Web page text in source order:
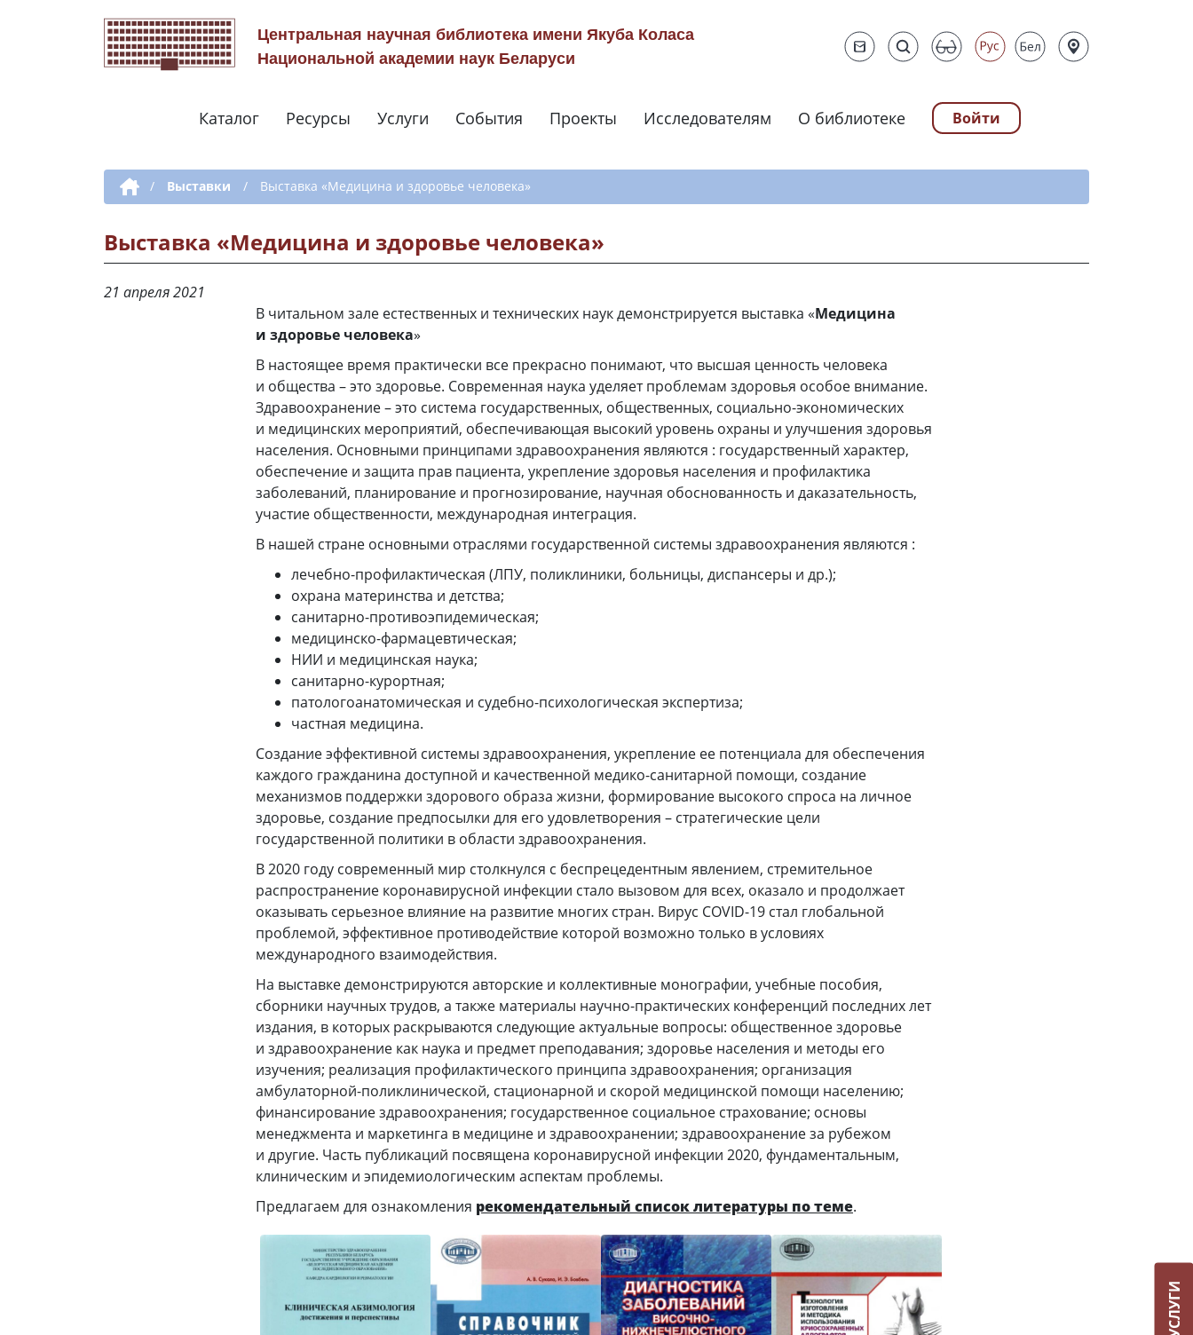
Центральная научная библиотека имени Якуба Коласа
Национальной академии наук Беларуси
Навигация по сайту
Каталог Ресурсы Услуги События Проекты Исследователям О библиотеке Войти
Дополнительная навигация
/ Выставки / Выставка «Медицина и здоровье человека»
Выставка «Медицина и здоровье человека»
21 апреля 2021
В читальном зале естественных и технических наук демонстрируется выставка «Медицина
и здоровье человека»
В настоящее время практически все прекрасно понимают, что высшая ценность человека
и общества – это здоровье. Современная наука уделяет проблемам здоровья особое внимание.
Здравоохранение – это система государственных, общественных, социально-экономических
и медицинских мероприятий, обеспечивающая высокий уровень охраны и улучшения здоровья
населения. Основными принципами здравоохранения являются : государственный характер,
обеспечение и защита прав пациента, укрепление здоровья населения и профилактика
заболеваний, планирование и прогнозирование, научная обоснованность и даказательность,
участие общественности, международная интеграция.
В нашей стране основными отраслями государственной системы здравоохранения являются :
лечебно-профилактическая (ЛПУ, поликлиники, больницы, диспансеры и др.);
охрана материнства и детства;
санитарно-противоэпидемическая;
медицинско-фармацевтическая;
НИИ и медицинская наука;
санитарно-курортная;
патологоанатомическая и судебно-психологическая экспертиза;
частная медицина.
Создание эффективной системы здравоохранения, укрепление ее потенциала для обеспечения
каждого гражданина доступной и качественной медико-санитарной помощи, создание
механизмов поддержки здорового образа жизни, формирование высокого спроса на личное
здоровье, создание предпосылки для его удовлетворения – стратегические цели
государственной политики в области здравоохранения.
В 2020 году современный мир столкнулся с беспрецедентным явлением, стремительное
распространение коронавирусной инфекции стало вызовом для всех, оказало и продолжает
оказывать серьезное влияние на развитие многих стран. Вирус COVID-19 стал глобальной
проблемой, эффективное противодействие которой возможно только в условиях
международного взаимодействия.
На выставке демонстрируются авторские и коллективные монографии, учебные пособия,
сборники научных трудов, а также материалы научно-практических конференций последних лет
издания, в которых раскрываются следующие актуальные вопросы: общественное здоровье
и здравоохранение как наука и предмет преподавания; здоровье населения и методы его
изучения; реализация профилактического принципа здравоохранения; организация
амбулаторной-поликлинической, стационарной и скорой медицинской помощи населению;
финансирование здравоохранения; государственное социальное страхование; основы
менеджмента и маркетинга в медицине и здравоохранении; здравоохранение за рубежом
и другие. Часть публикаций посвящена коронавирусной инфекции 2020, фундаментальным,
клиническим и эпидемиологическим аспектам проблемы.
Предлагаем для ознакомления рекомендательный список литературы по теме.